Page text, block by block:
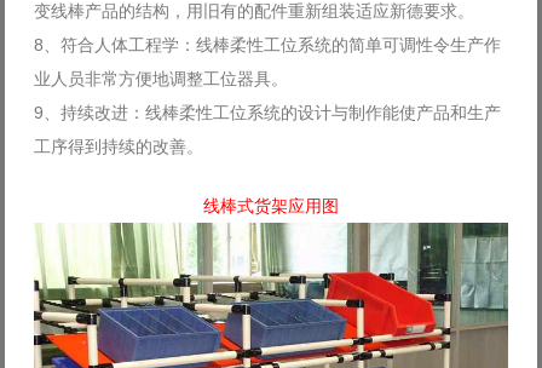
变线棒产品的结构，用旧有的配件重新组装适应新德要求。
8、符合人体工程学：线棒柔性工位系统的简单可调性令生产作
业人员非常方便地调整工位器具。
9、持续改进：线棒柔性工位系统的设计与制作能使产品和生产
工序得到持续的改善。
线棒式货架应用图